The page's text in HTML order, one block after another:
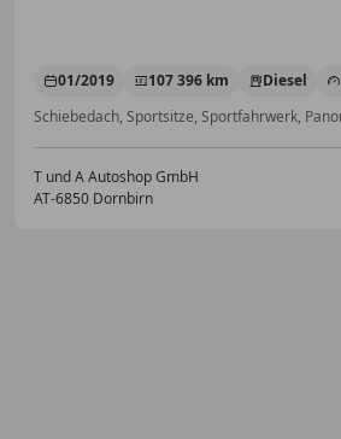
01/2019 107 396 km Diesel
T und A Autoshop GmbH
AT-6850 Dornbirn